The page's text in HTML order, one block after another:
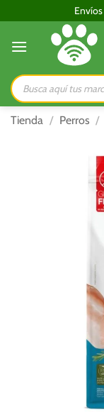
al
contenido
Envíos
Búsqueda
de
productos
Tienda / Perros /